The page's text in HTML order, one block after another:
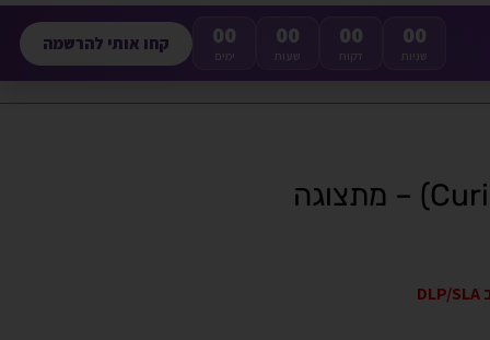
00
ימים
00
שעות
00
דקות
00
שניות
קחו אותי להרשמה